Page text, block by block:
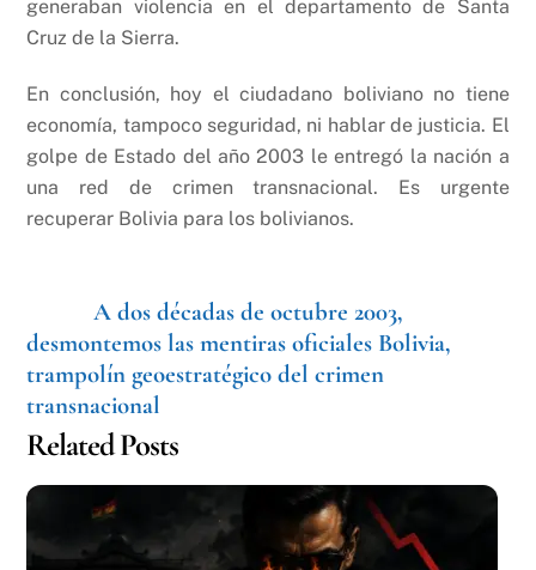
generaban violencia en el departamento de Santa
Cruz de la Sierra.
En conclusión, hoy el ciudadano boliviano no tiene
economía, tampoco seguridad, ni hablar de justicia. El
golpe de Estado del año 2003 le entregó la nación a
una red de crimen transnacional. Es urgente
recuperar Bolivia para los bolivianos.
A dos décadas de octubre 2003,
desmontemos las mentiras oficiales Bolivia,
trampolín geoestratégico del crimen
transnacional
Related Posts